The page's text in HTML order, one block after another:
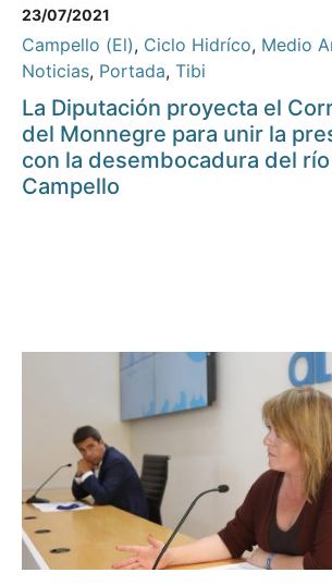
23/07/2021
Campello (El), Ciclo Hidríco, Medio
Noticias, Portada, Tibi
La Diputación proyecta el
del Monnegre para unir la
con la desembocadura del río
Campello